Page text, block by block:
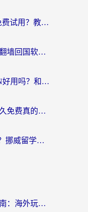
海外党必看：gecko加速器免费试用？教你选对回国加速器，无缝刷国内剧玩游戏
海外党必看：如何选对电脑翻墙回国软件，轻松解锁国内资源？
海外党纠结？快帆TV版VPN好用吗？和扇贝手游VPN对比哪个回国效果更好？
海外党必看：免费加速器永久免费真的存在吗？教你选对回国加速器无缝刷国内资源
ChickCN和夏时国际好用吗？挪威留学生亲测3款回国加速器，附穿梭和加速喵对比指南
热血传奇回国加速器下载指南：海外玩家如何流畅砍怪不卡顿？